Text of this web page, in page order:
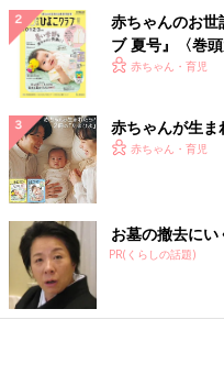
赤ちゃんのお世
ブ 夏号』〈巻
く！ おっぱい
赤ちゃん・育児
赤ちゃんが生ま
赤ちゃん・育児
お墓の撤去に
PR(くらしの話題)